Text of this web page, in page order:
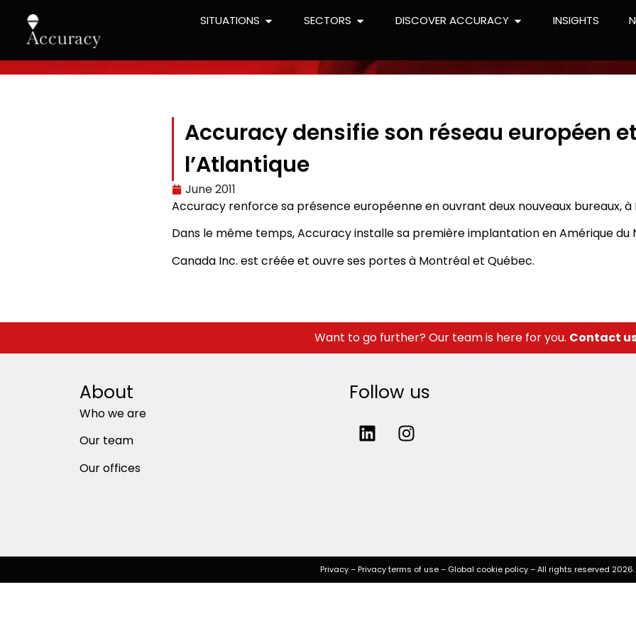
SITUATIONS SECTORS DISCOVER ACCURACY INSIGHTS
Accuracy densifie son réseau européen
l’Atlantique
June 2011
Accuracy renforce sa présence européenne en ouvrant deux nouveaux bureaux, à
Dans le même temps, Accuracy installe sa première implantation en Amérique du
Canada Inc. est créée et ouvre ses portes à Montréal et Québec.
Want to go further? Our team is here for you. Contact
About
Who we are
Our team
Our offices
Follow us
Privacy– Privacy terms of use– Global cookie policy– All rights reserved 2026.